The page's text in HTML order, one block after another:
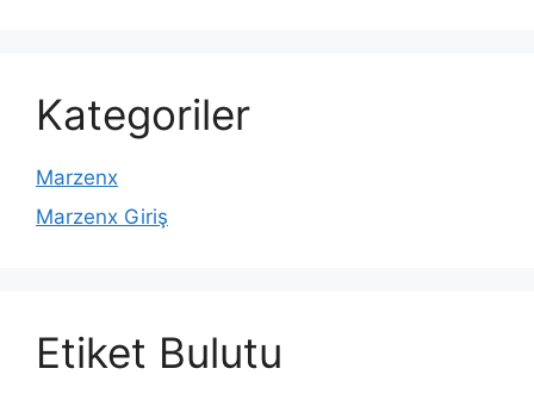
Kategoriler
Marzenx
Marzenx Giriş
Etiket Bulutu